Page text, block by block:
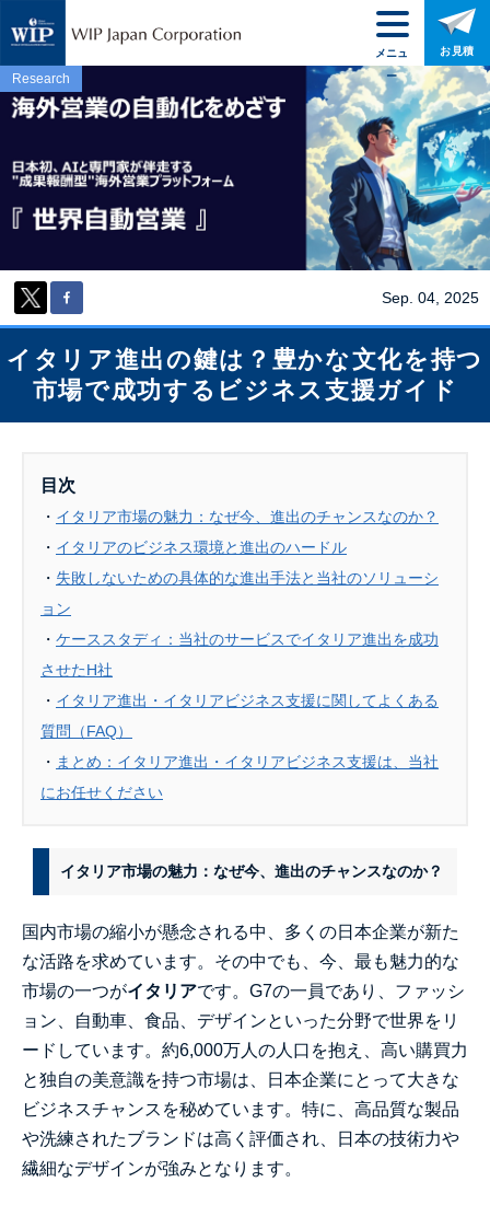
Research
Sep. 04, 2025
イタリア進出の鍵は？豊かな文化を持つ
市場で成功するビジネス支援ガイド
目次
・ イタリア市場の魅力：なぜ今、進出のチャンスなのか？
・ イタリアのビジネス環境と進出のハードル
・ 失敗しないための具体的な進出手法と当社のソリューシ
ョン
・ ケーススタディ：当社のサービスでイタリア進出を成功
させたH社
・ イタリア進出・イタリアビジネス支援に関してよくある
質問（FAQ）
・ まとめ：イタリア進出・イタリアビジネス支援は、当社
にお任せください
イタリア市場の魅力：なぜ今、進出のチャンスなのか？
国内市場の縮小が懸念される中、多くの日本企業が新た
な活路を求めています。その中でも、今、最も魅力的な
市場の一つがイタリアです。G7の一員であり、ファッシ
ョン、自動車、食品、デザインといった分野で世界をリ
ードしています。約6,000万人の人口を抱え、高い購買力
と独自の美意識を持つ市場は、日本企業にとって大きな
ビジネスチャンスを秘めています。特に、高品質な製品
や洗練されたブランドは高く評価され、日本の技術力や
繊細なデザインが強みとなります。
メニュ
ー
お見積